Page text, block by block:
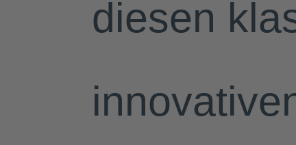
diesen